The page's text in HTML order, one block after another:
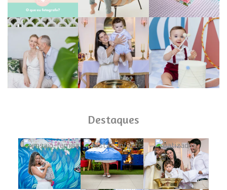
Destaques